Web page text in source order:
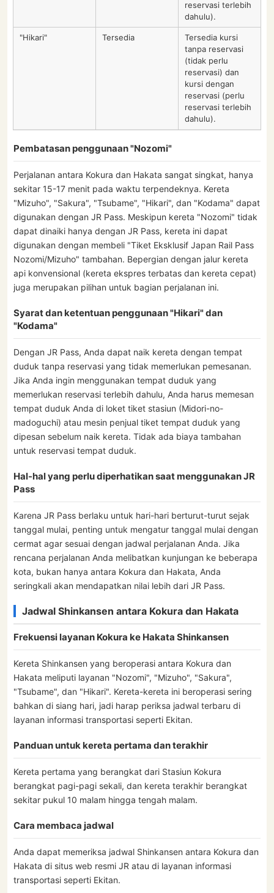
reservasi terlebih
dahulu).
"Hikari" Tersedia
Tersedia kursi
tanpa reservasi
(tidak perlu
reservasi) dan
kursi dengan
reservasi (perlu
reservasi terlebih
dahulu).
Pembatasan penggunaan "Nozomi"
Perjalanan antara Kokura dan Hakata sangat singkat, hanya
sekitar 15-17 menit pada waktu terpendeknya. Kereta
"Mizuho", "Sakura", "Tsubame", "Hikari", dan "Kodama" dapat
digunakan dengan JR Pass. Meskipun kereta "Nozomi" tidak
dapat dinaiki hanya dengan JR Pass, kereta ini dapat
digunakan dengan membeli "Tiket Eksklusif Japan Rail Pass
Nozomi/Mizuho" tambahan. Bepergian dengan jalur kereta
api konvensional (kereta ekspres terbatas dan kereta cepat)
juga merupakan pilihan untuk bagian perjalanan ini.
Syarat dan ketentuan penggunaan "Hikari" dan
"Kodama"
Dengan JR Pass, Anda dapat naik kereta dengan tempat
duduk tanpa reservasi yang tidak memerlukan pemesanan.
Jika Anda ingin menggunakan tempat duduk yang
memerlukan reservasi terlebih dahulu, Anda harus memesan
tempat duduk Anda di loket tiket stasiun (Midori-no-
madoguchi) atau mesin penjual tiket tempat duduk yang
dipesan sebelum naik kereta. Tidak ada biaya tambahan
untuk reservasi tempat duduk.
Hal-hal yang perlu diperhatikan saat menggunakan JR
Pass
Karena JR Pass berlaku untuk hari-hari berturut-turut sejak
tanggal mulai, penting untuk mengatur tanggal mulai dengan
cermat agar sesuai dengan jadwal perjalanan Anda. Jika
rencana perjalanan Anda melibatkan kunjungan ke beberapa
kota, bukan hanya antara Kokura dan Hakata, Anda
seringkali akan mendapatkan nilai lebih dari JR Pass.
Jadwal Shinkansen antara Kokura dan Hakata
Frekuensi layanan Kokura ke Hakata Shinkansen
Kereta Shinkansen yang beroperasi antara Kokura dan
Hakata meliputi layanan "Nozomi", "Mizuho", "Sakura",
"Tsubame", dan "Hikari". Kereta-kereta ini beroperasi sering
bahkan di siang hari, jadi harap periksa jadwal terbaru di
layanan informasi transportasi seperti Ekitan.
Panduan untuk kereta pertama dan terakhir
Kereta pertama yang berangkat dari Stasiun Kokura
berangkat pagi-pagi sekali, dan kereta terakhir berangkat
sekitar pukul 10 malam hingga tengah malam.
Cara membaca jadwal
Anda dapat memeriksa jadwal Shinkansen antara Kokura dan
Hakata di situs web resmi JR atau di layanan informasi
transportasi seperti Ekitan.